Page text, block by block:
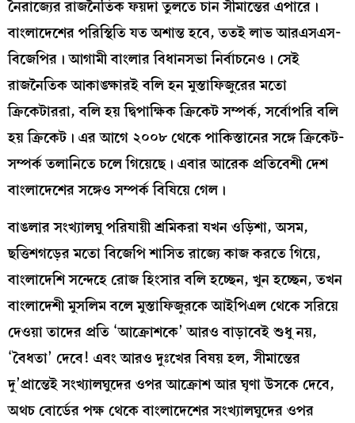
নৈরাজ্যের রাজনৈতিক ফয়দা তুলতে চান সীমান্তের এপারে।
বাংলাদেশের পরিস্থিতি যত অশান্ত হবে, ততই লাভ আরএসএস-
বিজেপির। আগামী বাংলার বিধানসভা নির্বাচনেও। সেই
রাজনৈতিক আকাঙ্ক্ষারই বলি হন মুস্তাফিজুরের মতো
ক্রিকেটাররা, বলি হয় দ্বিপাক্ষিক ক্রিকেট সম্পর্ক, সর্বোপরি বলি
হয় ক্রিকেট। এর আগে ২০০৮ থেকে পাকিস্তানের সঙ্গে ক্রিকেট-
সম্পর্ক তলানিতে চলে গিয়েছে। এবার আরেক প্রতিবেশী দেশ
বাংলাদেশের সঙ্গেও সম্পর্ক বিষিয়ে গেল।
বাঙলার সংখ্যালঘু পরিযায়ী শ্রমিকরা যখন ওড়িশা, অসম,
ছত্তিশগড়ের মতো বিজেপি শাসিত রাজ্যে কাজ করতে গিয়ে,
বাংলাদেশি সন্দেহে রোজ হিংসার বলি হচ্ছেন, খুন হচ্ছেন, তখন
বাংলাদেশী মুসলিম বলে মুস্তাফিজুরকে আইপিএল থেকে সরিয়ে
দেওয়া তাদের প্রতি ‘আক্রোশকে’ আরও বাড়াবেই শুধু নয়,
‘বৈধতা’ দেবে! এবং আরও দুঃখের বিষয় হল, সীমান্তের
দু’প্রান্তেই সংখ্যালঘুদের ওপর আক্রোশ আর ঘৃণা উসকে দেবে,
অথচ বোর্ডের পক্ষ থেকে বাংলাদেশের সংখ্যালঘুদের ওপর